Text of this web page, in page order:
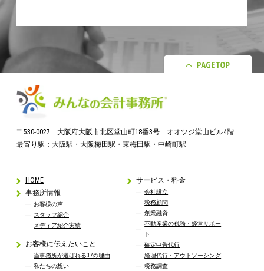
〒530-0027 大阪府大阪市北区堂山町18番3号 オオツジ堂山ビル4階
最寄り駅：大阪駅・大阪梅田駅・東梅田駅・中崎町駅
HOME
事務所情報
お客様の声
スタッフ紹介
メディア紹介実績
お客様に伝えたいこと
当事務所が選ばれる37の理由
私たちの想い
サービス・料金
会社設立
税務顧問
創業融資
不動産業の税務・経営サポー
ト
確定申告代行
経理代行・アウトソーシング
税務調査